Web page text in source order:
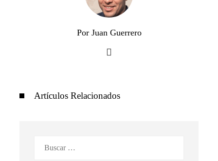
Por Juan Guerrero
Artículos Relacionados